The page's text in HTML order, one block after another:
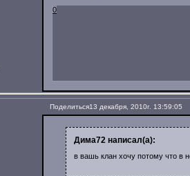
0
Поделиться13 декабря, 2010г. 13:59:05
Дима72 написал(а):
в вашь клан хочу потому что в